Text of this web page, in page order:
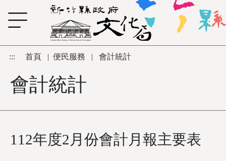
跳到主要內容區塊
::: 首頁 | 便民服務 | 會計統計
會計統計
112年度2月份會計月報主要表